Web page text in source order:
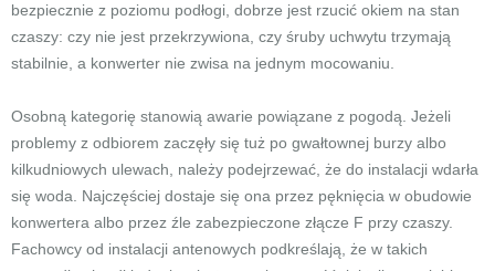
bezpiecznie z poziomu podłogi, dobrze jest rzucić okiem na stan
czaszy: czy nie jest przekrzywiona, czy śruby uchwytu trzymają
stabilnie, a konwerter nie zwisa na jednym mocowaniu.
Osobną kategorię stanowią awarie powiązane z pogodą. Jeżeli
problemy z odbiorem zaczęły się tuż po gwałtownej burzy albo
kilkudniowych ulewach, należy podejrzewać, że do instalacji wdarła
się woda. Najczęściej dostaje się ona przez pęknięcia w obudowie
konwertera albo przez źle zabezpieczone złącze F przy czaszy.
Fachowcy od instalacji antenowych podkreślają, że w takich